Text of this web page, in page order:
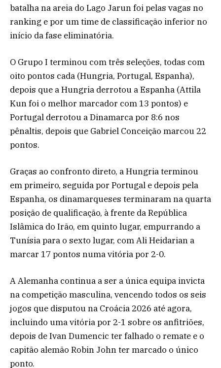
batalha na areia do Lago Jarun foi pelas vagas no
ranking e por um time de classificação inferior no
início da fase eliminatória.
O Grupo I terminou com três seleções, todas com
oito pontos cada (Hungria, Portugal, Espanha),
depois que a Hungria derrotou a Espanha (Attila
Kun foi o melhor marcador com 13 pontos) e
Portugal derrotou a Dinamarca por 8:6 nos
pênaltis, depois que Gabriel Conceição marcou 22
pontos.
Graças ao confronto direto, a Hungria terminou
em primeiro, seguida por Portugal e depois pela
Espanha, os dinamarqueses terminaram na quarta
posição de qualificação, à frente da República
Islâmica do Irão, em quinto lugar, empurrando a
Tunísia para o sexto lugar, com Ali Heidarian a
marcar 17 pontos numa vitória por 2-0.
A Alemanha continua a ser a única equipa invicta
na competição masculina, vencendo todos os seis
jogos que disputou na Croácia 2026 até agora,
incluindo uma vitória por 2-1 sobre os anfitriões,
depois de Ivan Dumencic ter falhado o remate e o
capitão alemão Robin John ter marcado o único
ponto.